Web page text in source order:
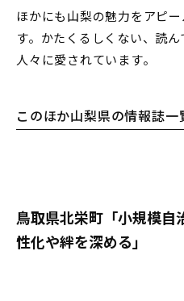
ほかにも山梨の魅力をアピ
す。かたくるしくない、読
人々に愛されています。
このほか山梨県の情報誌一
鳥取県北栄町「小規模自
性化や絆を深める」